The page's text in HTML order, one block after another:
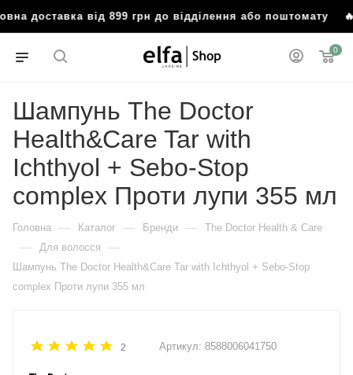
від 899 грн до відділення або поштомату🔥
0
Шампунь The Doctor
Health&Care Tar with
Ichthyol + Sebo-Stop
complex Проти лупи 355 мл
Головна — Каталог — Бренди — The Doctor Health & Care
— Для волосся —
Шампунь The Doctor Health&Care Tar with Ichthyol + Sebo-Stop
complex Проти лупи 355 мл
2 Артикул: 8588006041750